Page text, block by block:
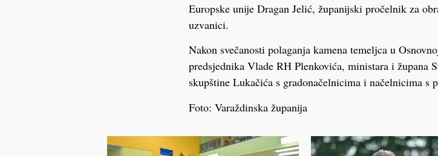
Europske unije Dragan Jelić, županijski pročelnik za
uzvanici.
Nakon svečanosti polaganja kamena temeljca u
predsjednika Vlade RH Plenkovića, ministara i župana
skupštine Lukačića s gradonačelnicima i načelnicima s
Foto: Varaždinska županija